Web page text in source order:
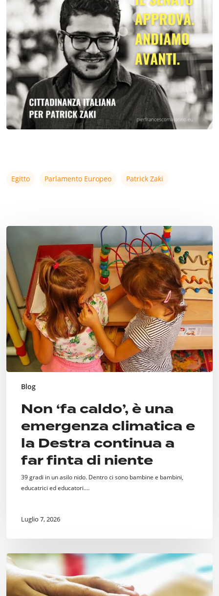
Egitto Parlamento Europeo Patrick Zaki
Blog
Non
‘fa
caldo’,
una
emergenza
climatica
e
la
Destra
continua
a
far
finta
Non ‘fa caldo’, è una
emergenza climatica e
la Destra continua a
far finta di niente
39 gradi in un asilo nido. Dentro ci sono bambine e bambini,
educatrici ed educatori.…
Luglio 7, 2026
Fine
Vita.
Si
faccia